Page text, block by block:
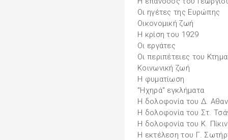
Οι ηγέτες της Ευρώπης
Οικονομική ζωή
Η κρίση του 1929
Οι εργάτες
Οι περιπέτειες του
Κοινωνική ζωή
Η φυματίωση
"Ηχηρά" εγκλήματα
Η δολοφονία του Δ.
Η δολοφονία του Στ.
Η δολοφονία του Κ.
Η εκτέλεση του Γ.